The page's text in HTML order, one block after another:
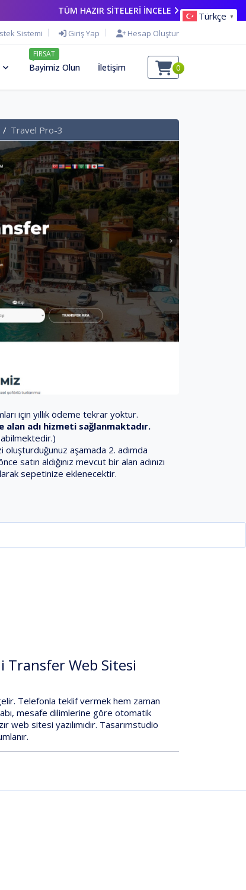
TÜM HAZIR SİTELERİ İNCELE
Sistemi Giriş Yap Hesap Oluştur
FIRSAT
Bayimiz Olun İletişim 0
Travel Pro-3
için yıllık ödeme tekrar yoktur.
adı hizmeti sağlanmaktadır.
oluşturduğunuz aşamada 2. adımda
satın aldığınız mevcut bir alan adınızı
sepetinize eklenecektir.
Transfer Web Sitesi
Telefonla teklif vermek hem zaman
,mesafe dilimlerine göre otomatik
web sitesi yazılımıdır. Tasarımstudio
Türkçe ▼